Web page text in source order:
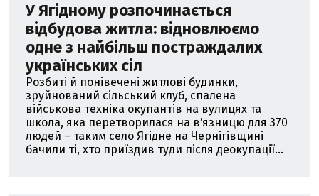
У Ягідному розпочинається
відбудова житла: відновлюємо
одне з найбільш постраждалих
українських сіл
Розбиті й понівечені житлові будинки,
зруйнований сільський клуб, спалена
військова техніка окупантів на вулицях та
школа, яка перетворилася на вʼязницю для 370
людей – таким село Ягідне на Чернігівщині
бачили ті, хто приїздив туди після деокупації...